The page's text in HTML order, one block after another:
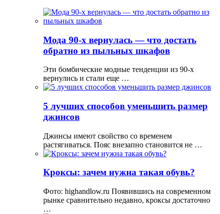
Мода 90-х вернулась — что достать
обратно из пыльных шкафов
Эти бомбические модные тенденции из 90-х
вернулись и стали еще …
5 лучших способов уменьшить размер
джинсов
Джинсы имеют свойство со временем
растягиваться. Пояс внезапно становится не …
Кроксы: зачем нужна такая обувь?
Фото: highandlow.ru Появившись на современном
рынке сравнительно недавно, кроксы достаточно
…